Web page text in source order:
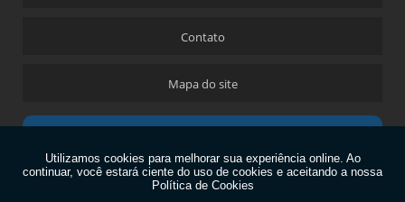
Contato
Mapa do site